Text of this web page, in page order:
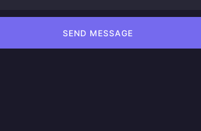
SEND MESSAGE